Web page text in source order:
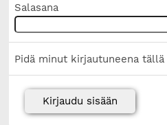
Salasana
Pidä minut kirjautuneena